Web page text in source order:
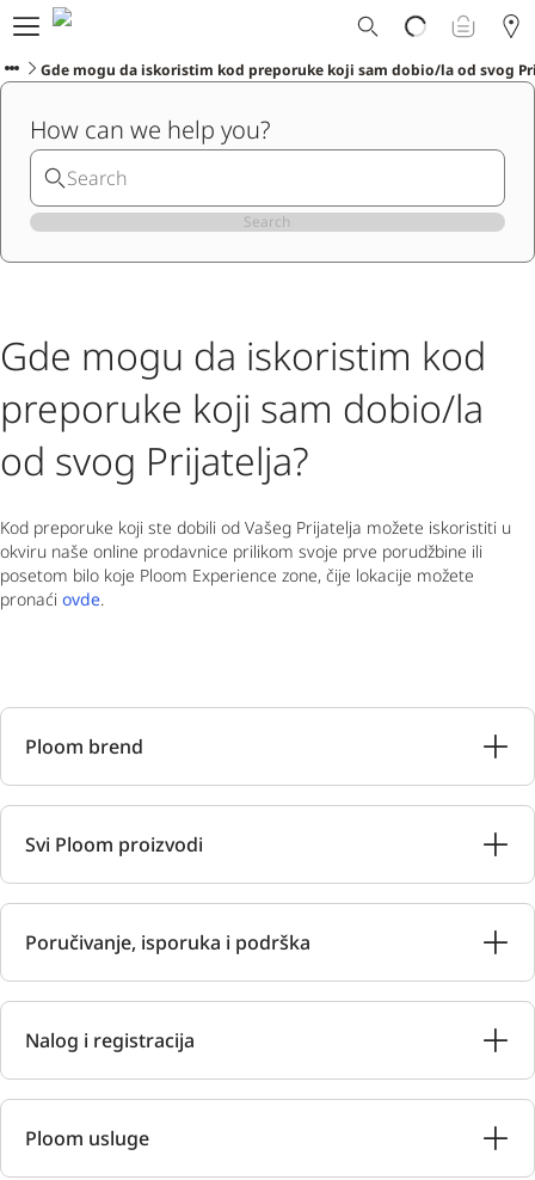
Ploom svet
E-shop
Ploom Club
Formular za prijavljivanje
Korisnička podrška
Blog
SRPSKI
Gde mogu da iskoristim kod preporuke koji sam dobio/la od svog
How can we help you?
Search
Gde mogu da iskoristim kod
preporuke koji sam dobio/la
od svog Prijatelja?
Kod preporuke koji ste dobili od Vašeg Prijatelja možete iskoristiti u
okviru naše online prodavnice prilikom svoje prve porudžbine ili
posetom bilo koje Ploom Experience zone, čije lokacije možete
pronaći ovde.
Ploom brend
Svi Ploom proizvodi
Poručivanje, isporuka i podrška
Nalog i registracija
Ploom usluge